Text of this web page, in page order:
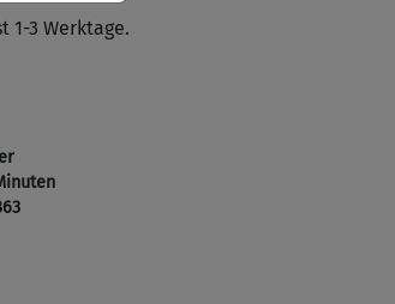
3 Werktage.